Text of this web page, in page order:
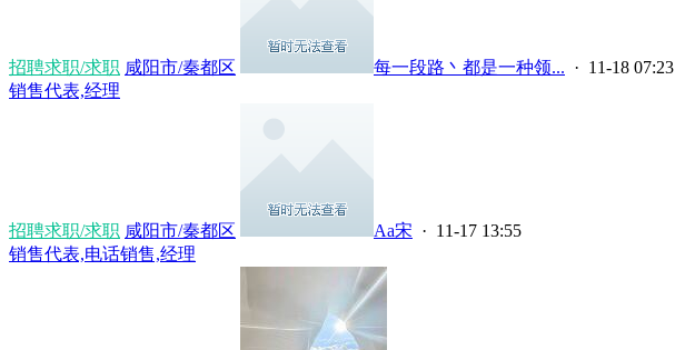
招聘求职/求职 咸阳市/秦都区 每一段路丶都是一种领... · 11-18 07:23
销售代表,经理
招聘求职/求职 咸阳市/秦都区 Aa宋 · 11-17 13:55
销售代表,电话销售,经理